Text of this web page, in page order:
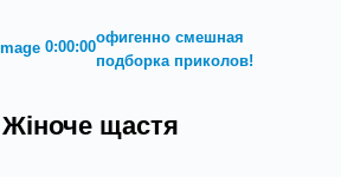
0:00:00
офигенно смешная
подборка приколов!
щастя